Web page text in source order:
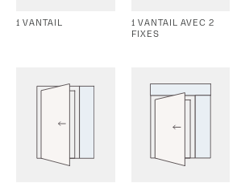
1 VANTAIL
1 VANTAIL AVEC 2
FIXES